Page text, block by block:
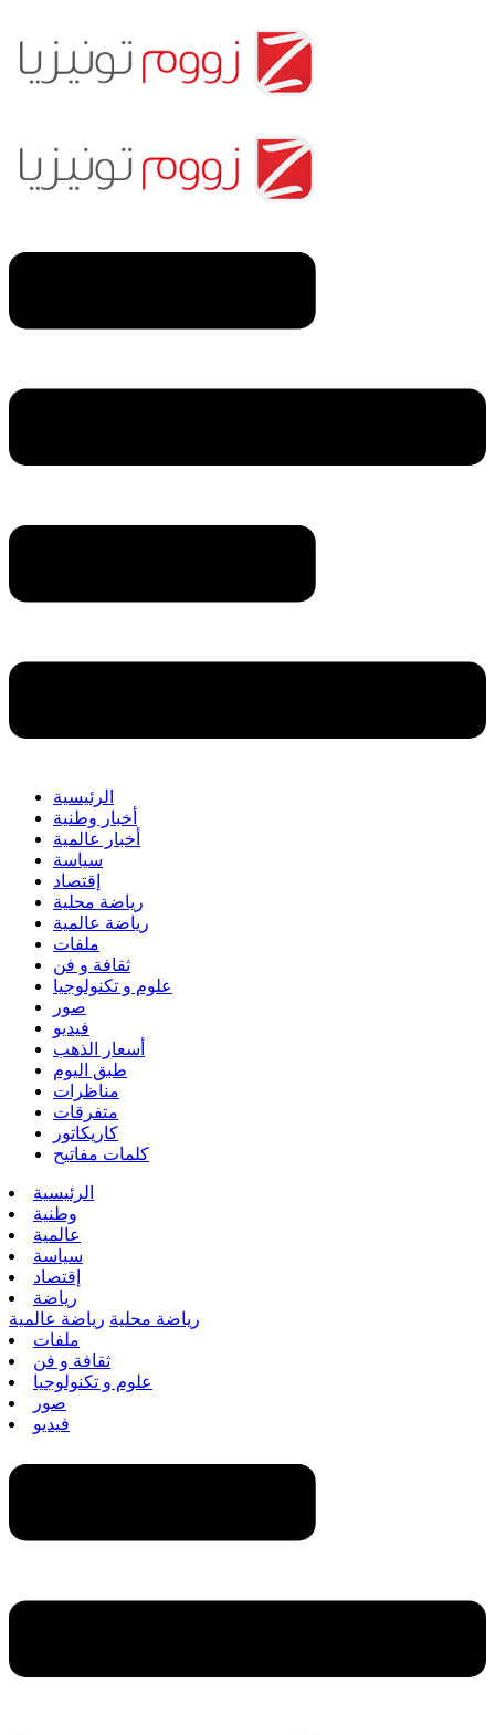
الرئيسية
أخبار وطنية
أخبار عالمية
سياسة
إقتصاد
رياضة محلية
رياضة عالمية
ملفات
ثقافة و فن
علوم و تكنولوجيا
صور
فيديو
أسعار الذهب
طبق اليوم
مناظرات
متفرقات
كاريكاتور
كلمات مفاتيح
الرئيسية
وطنية
عالمية
سياسة
إقتصاد
رياضة
رياضة محلية رياضة عالمية
ملفات
ثقافة و فن
علوم و تكنولوجيا
صور
فيديو